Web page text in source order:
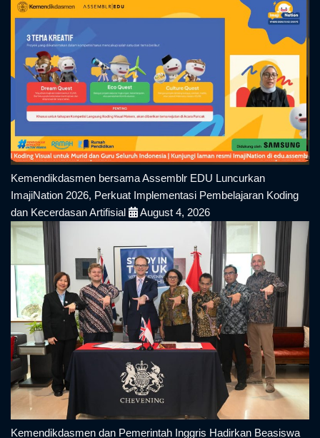
Kemendikdasmen bersama Assemblr EDU Luncurkan
ImajiNation 2026, Perkuat Implementasi Pembelajaran Koding
dan Kecerdasan Artifisial
August 4, 2026
Kemendikdasmen dan Pemerintah Inggris Hadirkan Beasiswa